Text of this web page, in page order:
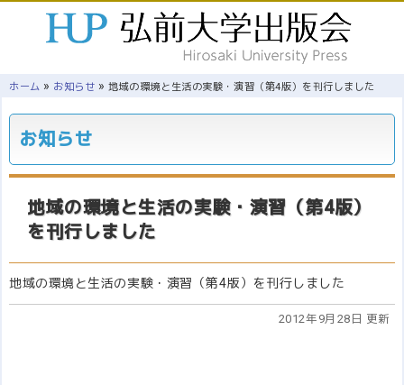
ホーム » お知らせ »地域の環境と生活の実験・演習（第4版）を刊行しました
お知らせ
地域の環境と生活の実験・演習（第4版）
を刊行しました
地域の環境と生活の実験・演習（第4版）を刊行しました
2012年9月28日 更新